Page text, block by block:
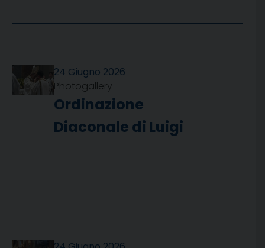
24 Giugno 2026
Photogallery
Ordinazione
Diaconale di Luigi